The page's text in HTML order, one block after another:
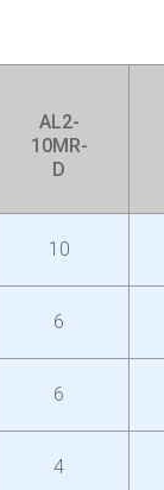
AL2-
10MR-
D
10
6
6
4